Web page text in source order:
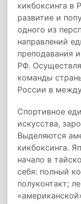
кикбоксинга в
развитие и
одного из
направлений
преподавания
РФ.
команды
России в
Спортивное
искусства,
Выделяются
кикбоксинга.
начало в
себя: полный
полуконтакт;